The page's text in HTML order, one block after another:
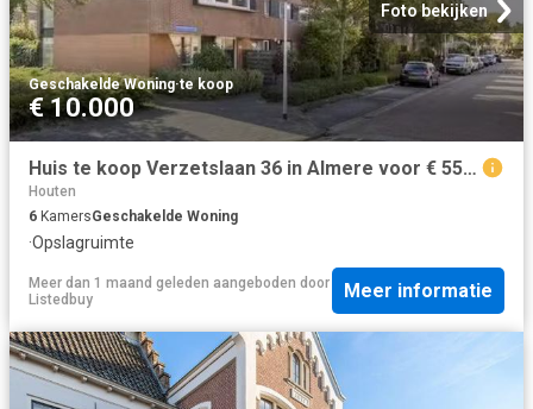
Foto bekijken
Geschakelde Woning·te koop
€ 10.000
Huis te koop Verzetslaan 36 in Almere voor € 550.000
Houten
6 KamersGeschakelde Woning
·Opslagruimte
Meer dan 1 maand geleden aangeboden door
Listedbuy
Meer informatie